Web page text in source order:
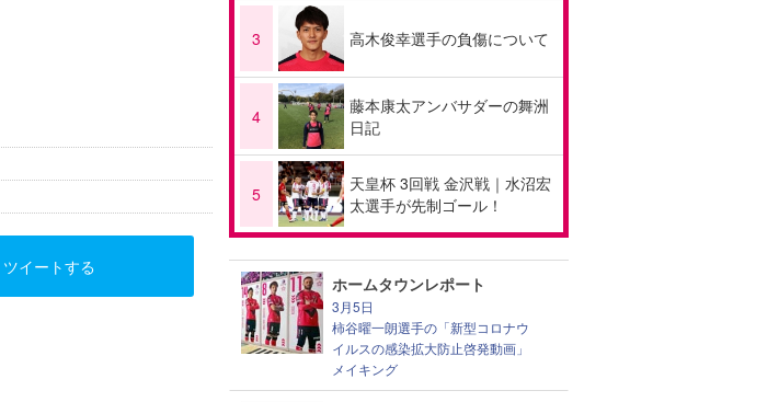
ツイートする
3 高木俊幸選手の負傷について
4
藤本康太アンバサダーの舞洲
日記
5
天皇杯 3回戦 金沢戦｜水沼宏
太選手が先制ゴール！
ホームタウンレポート
3月5日
柿谷曜一朗選手の「新型コロナウ
イルスの感染拡大防止啓発動画」
メイキング